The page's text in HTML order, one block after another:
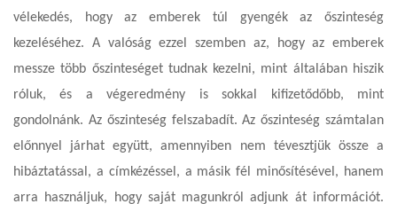
vélekedés, hogy az emberek túl gyengék az őszinteség
kezeléséhez. A valóság ezzel szemben az, hogy az emberek
messze több őszinteséget tudnak kezelni, mint általában hiszik
róluk, és a végeredmény is sokkal kifizetődőbb, mint
gondolnánk. Az őszinteség felszabadít. Az őszinteség számtalan
előnnyel járhat együtt, amennyiben nem tévesztjük össze a
hibáztatással, a címkézéssel, a másik fél minősítésével, hanem
arra használjuk, hogy saját magunkról adjunk át információt.